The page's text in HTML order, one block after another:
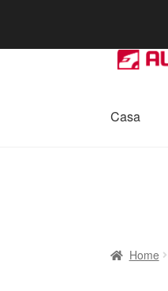
Vai
alla
Vai
al
Casa
Home